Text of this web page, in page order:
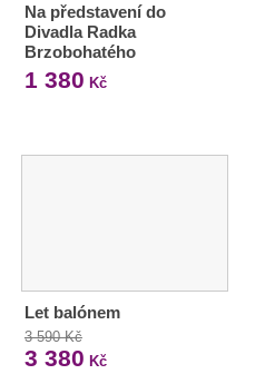
Na představení do
Divadla Radka
Brzobohatého
1 380 Kč
Let balónem
3 590 Kč
3 380 Kč